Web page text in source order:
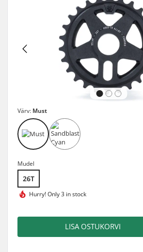
Värv: Must
Mudel
26T
Hurry!Only 3 in stock
LISA OSTUKORVI